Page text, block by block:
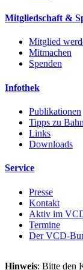
Mitgliedschaft &
Mitglied
Mitmachen
Spenden
Infothek
Publikationen
Tipps zu
Links
Downloads
Service
Presse
Kontakt
Aktiv im
Termine
Der VCD-
Hinweis: Bitte den